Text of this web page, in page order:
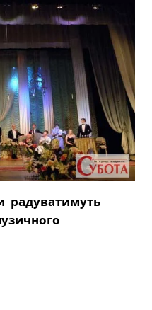
радуватимуть